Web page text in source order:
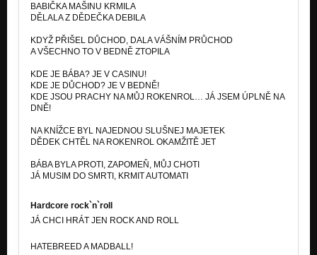
BABIČKA MAŠINU KRMILA
DĚLALA Z DĚDEČKA DEBILA
KDYŽ PŘIŠEL DŮCHOD, DALA VÁŠNÍM PRŮCHOD
A VŠECHNO TO V BEDNĚ ZTOPILA
KDE JE BÁBA? JE V CASINU!
KDE JE DŮCHOD? JE V BEDNĚ!
KDE JSOU PRACHY NA MŮJ ROKENROL… JÁ JSEM ÚPLNĚ NA
DNĚ!
NA KNÍŽCE BYL NAJEDNOU SLUŠNEJ MAJETEK
DĚDEK CHTĚL NA ROKENROL OKAMŽITĚ JET
BÁBA BYLA PROTI, ZAPOMEŇ, MŮJ CHOTI
JÁ MUSIM DO SMRTI, KRMIT AUTOMATI
Hardcore rock`n`roll
JÁ CHCI HRÁT JEN ROCK AND ROLL
HATEBREED A MADBALL!